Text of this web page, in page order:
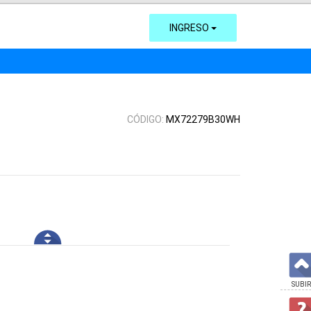
INGRESO
CÓDIGO: MX72279B30WH
SUBIR